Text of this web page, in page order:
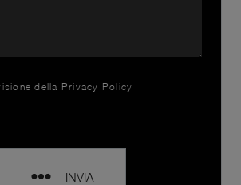
della Privacy Policy
INVIA